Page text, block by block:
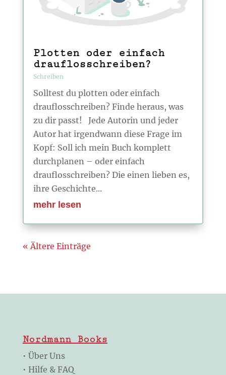
Plotten oder einfach
drauflosschreiben?
Schreiben
Solltest du plotten oder einfach
drauflosschreiben? Finde heraus, was
zu dir passt! Jede Autorin und jeder
Autor hat irgendwann diese Frage im
Kopf: Soll ich mein Buch komplett
durchplanen – oder einfach
drauflosschreiben? Die einen lieben es,
ihre Geschichte...
mehr lesen
« Ältere Einträge
Nordmann Books
• Über Uns
• Hilfe & FAQ